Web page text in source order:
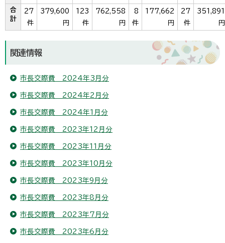
合
計
27
件
379,600
円
123
件
762,558
円
8
件
177,662
円
27
件
351,891
円
関連情報
市長交際費 2024年3月分
市長交際費 2024年2月分
市長交際費 2024年1月分
市長交際費 2023年12月分
市長交際費 2023年11月分
市長交際費 2023年10月分
市長交際費 2023年9月分
市長交際費 2023年8月分
市長交際費 2023年7月分
市長交際費 2023年6月分